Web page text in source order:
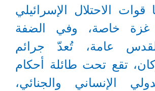
قوات الاحتلال الإسرائيلي
خاصة، وفي الضفة
عامة، تُعدّ جرائم
تقع تحت طائلة أحكام
الإنساني والجنائي،